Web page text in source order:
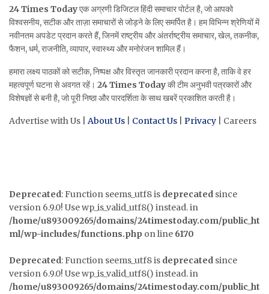
24 Times Todayएक अग्रणी डिजिटल हिंदी समाचार पोर्टल है, जो आपको
विश्वसनीय, सटीक और ताज़ा समाचारों से जोड़ने के लिए समर्पित है। हम विभिन्न श्रेणियों में
नवीनतम अपडेट प्रदान करते हैं, जिनमें राष्ट्रीय और अंतर्राष्ट्रीय समाचार, खेल, तकनीक,
फैशन, धर्म, राजनीति, व्यापार, स्वास्थ्य और मनोरंजन शामिल हैं।
हमारा लक्ष्य पाठकों को सटीक, निष्पक्ष और विस्तृत जानकारी प्रदान करना है, ताकि वे हर
महत्वपूर्ण घटना से अवगत रहें। 24 Times Todayकी टीम अनुभवी पत्रकारों और
विशेषज्ञों से बनी है, जो पूरी निष्ठा और पारदर्शिता के साथ खबरें प्रकाशित करती है।
Advertise with Us | About Us Contact Us Privacy | Careers
Deprecated: Function seems_utf8 is deprecated since
version 6.9.0! Use wp_is_valid_utf8() instead. in
/home/u893009265/domains/24timestoday.com/public_ht
ml/wp-includes/functions.php on line 6170
Deprecated: Function seems_utf8 is deprecated since
version 6.9.0! Use wp_is_valid_utf8() instead. in
/home/u893009265/domains/24timestoday.com/public_ht